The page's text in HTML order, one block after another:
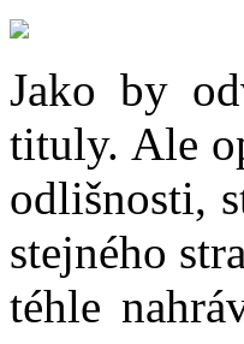
Jako by
tituly. Ale
odlišnosti,
stejného
téhle